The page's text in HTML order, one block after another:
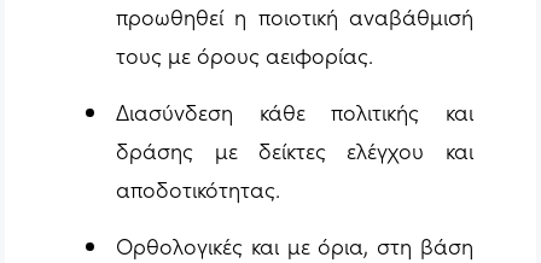
προωθηθεί η ποιοτική αναβάθμισή
τους με όρους αειφορίας.
Διασύνδεση κάθε πολιτικής και
δράσης με δείκτες ελέγχου και
αποδοτικότητας.
Ορθολογικές και με όρια, στη βάση